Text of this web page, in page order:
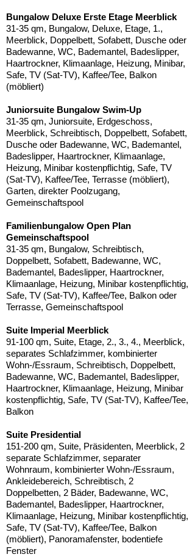
Bungalow Deluxe Erste Etage Meerblick
31-35 qm, Bungalow, Deluxe, Etage, 1.,
Meerblick, Doppelbett, Sofabett, Dusche oder
Badewanne, WC, Bademantel, Badeslipper,
Haartrockner, Klimaanlage, Heizung, Minibar,
Safe, TV (Sat-TV), Kaffee/Tee, Balkon
(möbliert)
Juniorsuite Bungalow Swim-Up
31-35 qm, Juniorsuite, Erdgeschoss,
Meerblick, Schreibtisch, Doppelbett, Sofabett,
Dusche oder Badewanne, WC, Bademantel,
Badeslipper, Haartrockner, Klimaanlage,
Heizung, Minibar kostenpflichtig, Safe, TV
(Sat-TV), Kaffee/Tee, Terrasse (möbliert),
Garten, direkter Poolzugang,
Gemeinschaftspool
Familienbungalow Open Plan
Gemeinschaftspool
31-35 qm, Bungalow, Schreibtisch,
Doppelbett, Sofabett, Badewanne, WC,
Bademantel, Badeslipper, Haartrockner,
Klimaanlage, Heizung, Minibar kostenpflichtig,
Safe, TV (Sat-TV), Kaffee/Tee, Balkon oder
Terrasse, Gemeinschaftspool
Suite Imperial Meerblick
91-100 qm, Suite, Etage, 2., 3., 4., Meerblick,
separates Schlafzimmer, kombinierter
Wohn-/Essraum, Schreibtisch, Doppelbett,
Badewanne, WC, Bademantel, Badeslipper,
Haartrockner, Klimaanlage, Heizung, Minibar
kostenpflichtig, Safe, TV (Sat-TV), Kaffee/Tee,
Balkon
Suite Presidential
151-200 qm, Suite, Präsidenten, Meerblick, 2
separate Schlafzimmer, separater
Wohnraum, kombinierter Wohn-/Essraum,
Ankleidebereich, Schreibtisch, 2
Doppelbetten, 2 Bäder, Badewanne, WC,
Bademantel, Badeslipper, Haartrockner,
Klimaanlage, Heizung, Minibar kostenpflichtig,
Safe, TV (Sat-TV), Kaffee/Tee, Balkon
(möbliert), Panoramafenster, bodentiefe
Fenster